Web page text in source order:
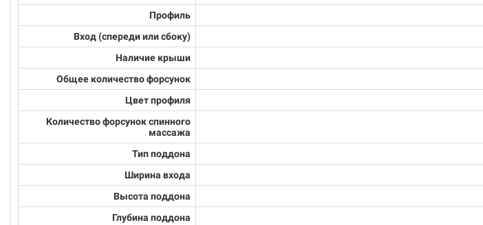
Профиль
Вход (спереди или сбоку)
Наличие крыши
Общее количество форсунок
Цвет профиля
Количество форсунок спинного
массажа
Тип поддона
Ширина входа
Высота поддона
Глубина поддона